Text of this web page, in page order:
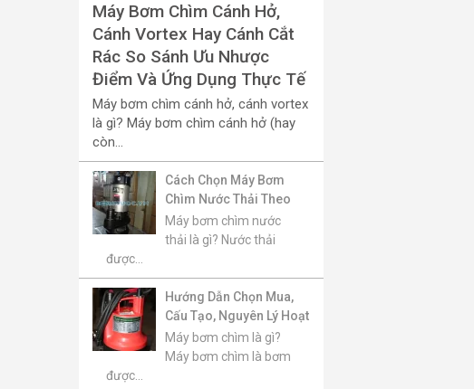
Máy Bơm Chìm Cánh Hở,
Cánh Vortex Hay Cánh Cắt
Rác So Sánh Ưu Nhược
Điểm Và Ứng Dụng Thực Tế
Máy bơm chìm cánh hở, cánh vortex
là gì? Máy bơm chìm cánh hở (hay
còn...
Cách Chọn Máy Bơm
Chìm Nước Thải Theo
Lưu Lượng, Cột Áp, Kích
Thước Hạt Rắn Và Môi
Máy bơm chìm nước
thải là gì? Nước thải
được...
Hướng Dẫn Chọn Mua,
Cấu Tạo, Nguyên Lý Hoạt
Động, Báo Giá Và Top
Máy Bơm Chìm Đáng
Máy bơm chìm là gì?
Máy bơm chìm là bơm
được...